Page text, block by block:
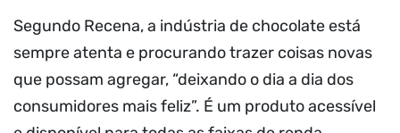
Segundo Recena, a indústria de chocolate está
sempre atenta e procurando trazer coisas novas
que possam agregar, “deixando o dia a dia dos
consumidores mais feliz”. É um produto acessível